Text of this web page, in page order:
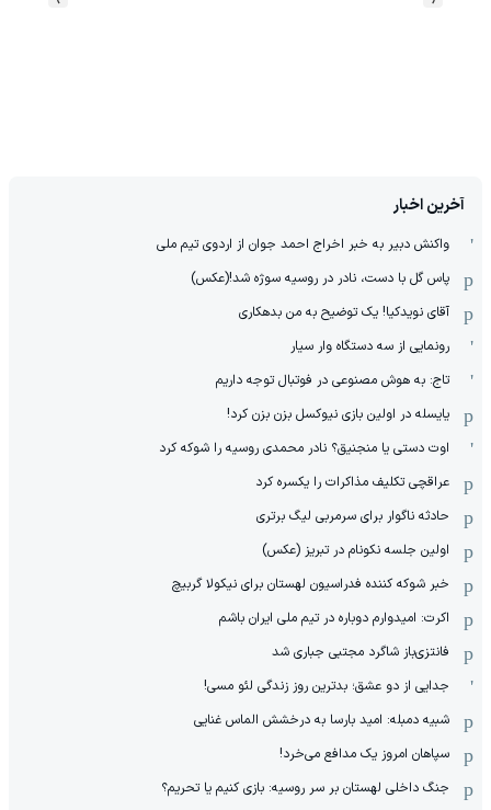
آخرین اخبار
واکنش دبیر به خبر اخراج احمد جوان از اردوی تیم ملی
پاس گل با دست، نادر در روسیه سوژه شد!(عکس)
آقای نویدکیا! یک توضیح به من بدهکاری
رونمایی از سه دستگاه وار سیار
تاج: به هوش مصنوعی در فوتبال توجه داریم
یایسله در اولین بازی نیوکسل بزن بزن کرد!
اوت دستی یا منجنیق؟ نادر محمدی روسیه را شوکه کرد
عراقچی تکلیف مذاکرات را یکسره کرد
حادثه ناگوار برای سرمربی لیگ برتری
اولین جلسه نکونام در تبریز (عکس)
خبر شوکه کننده فدراسیون لهستان برای نیکولا گربیچ
اکرت: امیدوارم دوباره در تیم ملی ایران باشم
فانتزی‌باز شاگرد مجتبی جباری شد
جدایی از دو عشق؛ بدترین روز زندگی لئو مسی!
شبیه دمبله: امید بارسا به درخشش الماس غنایی
سپاهان امروز یک مدافع می‌خرد!
جنگ داخلی لهستان بر سر روسیه: بازی کنیم یا تحریم؟